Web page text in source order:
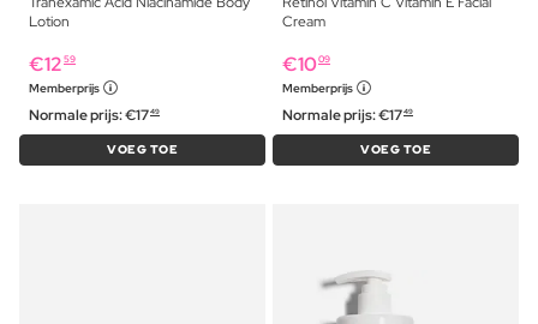
Lotion
€12 59
Memberprijs
Normale prijs:€1749
VOEG TOE
Cream
€1009
Memberprijs
Normale prijs:€1749
VOEG TOE